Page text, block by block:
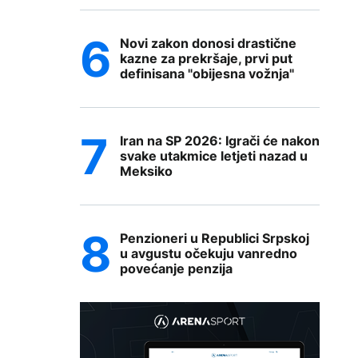
Novi zakon donosi drastične
kazne za prekršaje, prvi put
definisana "obijesna vožnja"
Iran na SP 2026: Igrači će nakon
svake utakmice letjeti nazad u
Meksiko
Penzioneri u Republici Srpskoj
u avgustu očekuju vanredno
povećanje penzija